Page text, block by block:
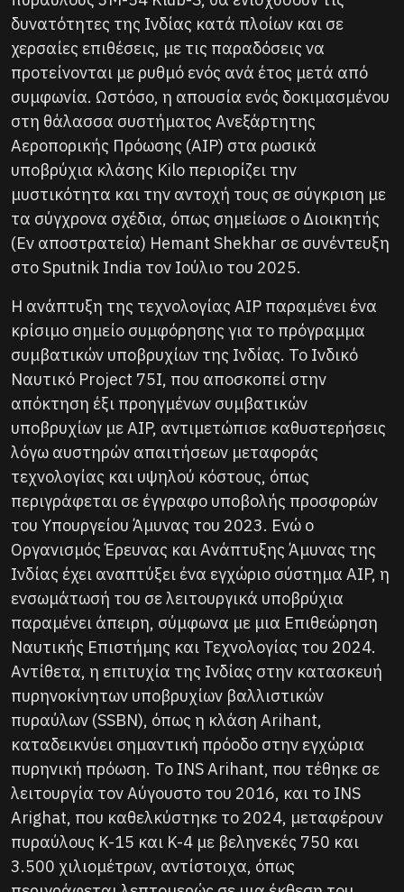
δυνατότητες της Ινδίας κατά πλοίων και σε
χερσαίες επιθέσεις, με τις παραδόσεις να
προτείνονται με ρυθμό ενός ανά έτος μετά από
συμφωνία. Ωστόσο, η απουσία ενός δοκιμασμένου
στη θάλασσα συστήματος Ανεξάρτητης
Αεροπορικής Πρόωσης (AIP) στα ρωσικά
υποβρύχια κλάσης Kilo περιορίζει την
μυστικότητα και την αντοχή τους σε σύγκριση με
τα σύγχρονα σχέδια, όπως σημείωσε ο Διοικητής
(Εν αποστρατεία) Hemant Shekhar σε συνέντευξη
στο Sputnik India τον Ιούλιο του 2025.
Η ανάπτυξη της τεχνολογίας AIP παραμένει ένα
κρίσιμο σημείο συμφόρησης για το πρόγραμμα
συμβατικών υποβρυχίων της Ινδίας. Το Ινδικό
Ναυτικό Project 75I, που αποσκοπεί στην
απόκτηση έξι προηγμένων συμβατικών
υποβρυχίων με AIP, αντιμετώπισε καθυστερήσεις
λόγω αυστηρών απαιτήσεων μεταφοράς
τεχνολογίας και υψηλού κόστους, όπως
περιγράφεται σε έγγραφο υποβολής προσφορών
του Υπουργείου Άμυνας του 2023. Ενώ ο
Οργανισμός Έρευνας και Ανάπτυξης Άμυνας της
Ινδίας έχει αναπτύξει ένα εγχώριο σύστημα AIP, η
ενσωμάτωσή του σε λειτουργικά υποβρύχια
παραμένει άπειρη, σύμφωνα με μια Επιθεώρηση
Ναυτικής Επιστήμης και Τεχνολογίας του 2024.
Αντίθετα, η επιτυχία της Ινδίας στην κατασκευή
πυρηνοκίνητων υποβρυχίων βαλλιστικών
πυραύλων (SSBN), όπως η κλάση Arihant,
καταδεικνύει σημαντική πρόοδο στην εγχώρια
πυρηνική πρόωση. Το INS Arihant, που τέθηκε σε
λειτουργία τον Αύγουστο του 2016, και το INS
Arighat, που καθελκύστηκε το 2024, μεταφέρουν
πυραύλους K-15 και K-4 με βεληνεκές 750 και
3.500 χιλιομέτρων, αντίστοιχα, όπως